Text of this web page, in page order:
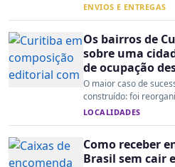
ENVIOS E ENTREGAS
Os bairros de
sobre uma
de ocupação
O maior caso de
construído: foi
LOCALIDADES
Como receber
Brasil sem cair